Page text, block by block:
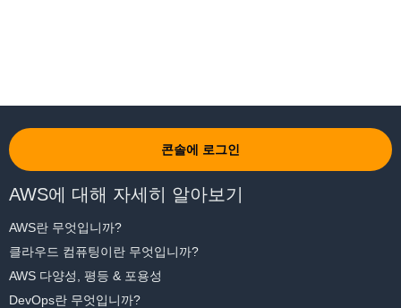
텐츠를 저장하는 경우 월 요금은 0.03 USD가 됩니다. 계정을 생성한
지 12개월이 안 되었고
AWS 프리 티어에 해당한다면 월별 요금은
콘솔에 로그인
AWS에 대해 자세히 알아보기
AWS란 무엇입니까?
클라우드 컴퓨팅이란 무엇입니까?
AWS 다양성, 평등 & 포용성
DevOps란 무엇입니까?